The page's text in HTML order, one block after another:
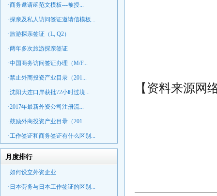
·商务邀请函范文模板---被授...
·探亲及私人访问签证邀请信模板...
·旅游探亲签证（L, Q2）
·两年多次旅游探亲签证
·中国商务访问签证办理（M/F...
·禁止外商投资产业目录（201...
·沈阳大连口岸获批72小时过境...
·2017年最新外资公司注册流...
·鼓励外商投资产业目录（201...
·工作签证和商务签证有什么区别...
月度排行
·如何设立外资企业
·日本劳务与日本工作签证的区别...
【资料来源网